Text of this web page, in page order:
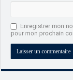
Enregistrer mon
pour mon prochain